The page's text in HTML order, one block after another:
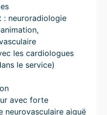
: neuroradiologie
les cardiologues
le service)
avec forte
neurovasculaire aiguë